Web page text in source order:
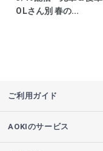
OLさん別 春の...
ご利用ガイド
AOKIのサービス